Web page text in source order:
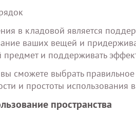
в кладовой является
ваших вещей и
и поддерживать
сможете выбрать
и простоты использования
пространства